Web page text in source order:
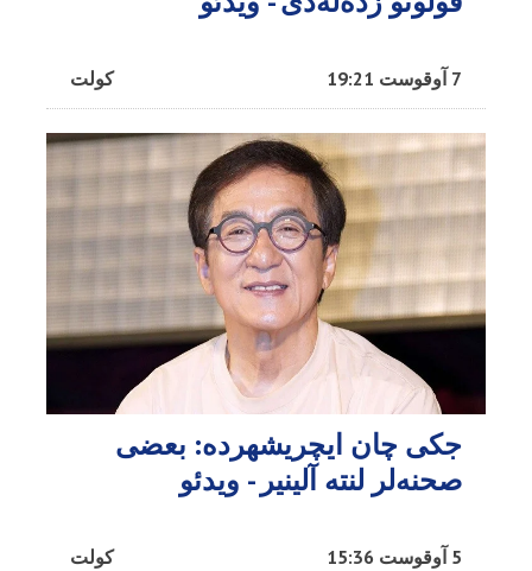
کولت 7 آوقوست 19:21
جکی چان ایچریشهرده: بعضی
صحنه‌لر لنته آلینیر - ویدئو
کولت 5 آوقوست 15:36